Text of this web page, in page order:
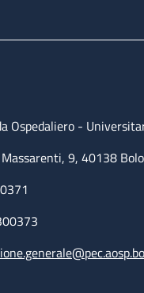
Ospedaliero -
9, 40138